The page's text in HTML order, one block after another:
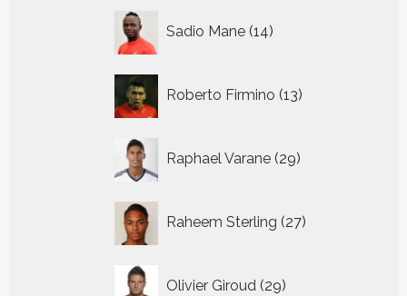
Sadio Mane 14
producten
Roberto Firmino 13
producten
Raphael Varane 29
producten
Raheem Sterling 27
producten
Olivier Giroud 29